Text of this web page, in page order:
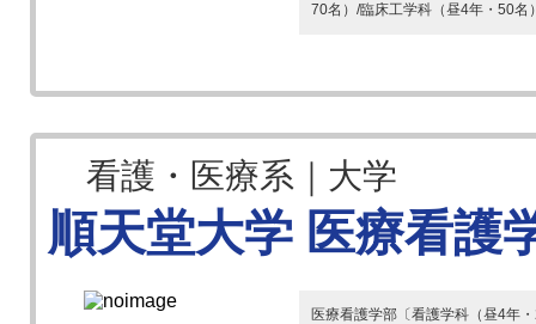
70名）/臨床工学科（昼4年・50名
看護・医療系｜大学
順天堂大学 医療看護
医療看護学部〔看護学科（昼4年